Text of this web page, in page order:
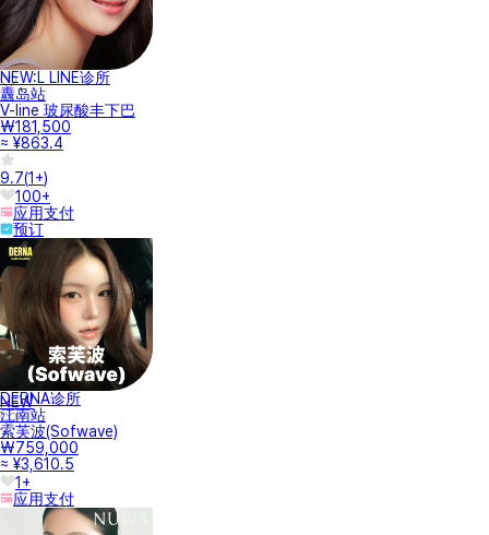
NEW:L LINE诊所
纛岛站
V-line 玻尿酸丰下巴
₩181,500
≈ ¥863.4
9.7(1+)
100+
应用支付
预订
NEW
DERNA诊所
江南站
索芙波(Sofwave)
₩759,000
≈ ¥3,610.5
1+
应用支付